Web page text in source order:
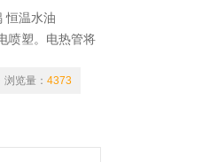
恒温水油
喷塑。电热管将
置。油浴外壳与
浏览量： 4373